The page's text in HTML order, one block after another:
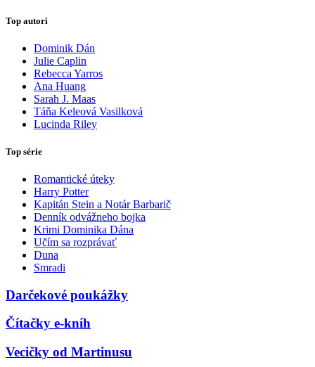
Top autori
Dominik Dán
Julie Caplin
Rebecca Yarros
Ana Huang
Sarah J. Maas
Táňa Keleová Vasilková
Lucinda Riley
Top série
Romantické úteky
Harry Potter
Kapitán Stein a Notár Barbarič
Denník odvážneho bojka
Krimi Dominika Dána
Učím sa rozprávať
Duna
Smradi
Darčekové poukážky
Čítačky e-kníh
Vecičky od Martinusu